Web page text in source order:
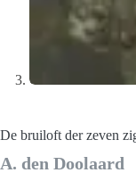
De bruiloft der zeven
A. den Doolaard